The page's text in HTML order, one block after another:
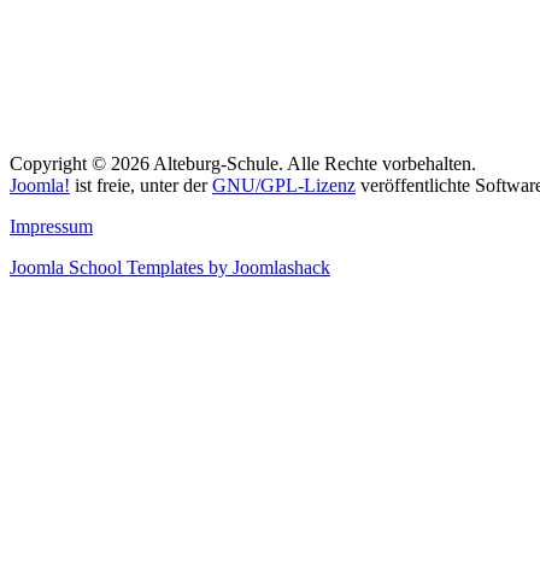
Copyright © 2026 Alteburg-Schule. Alle Rechte vorbehalten.
Joomla! ist freie, unter derGNU/GPL-Lizenz veröffentlichte
Impressum
Joomla School Templates by Joomlashack